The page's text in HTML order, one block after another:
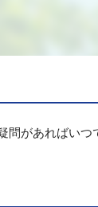
があればいつ